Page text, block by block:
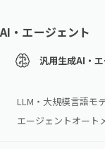
AI・エージェント
汎用生成AI・
LLM・大規模言語モ
エージェントオート